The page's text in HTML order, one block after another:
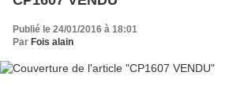
Publié le 24/01/2016 à 18:01
Par Fois alain